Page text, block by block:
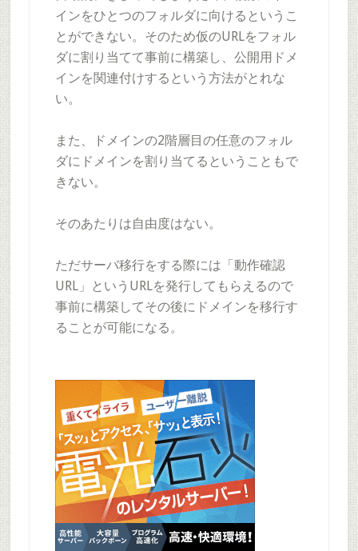
インをひとつのフォルダに向けるというこ
とができない。そのため仮のURLをフォル
ダに割り当てて事前に構築し、公開用ドメ
インを関連付けするという方法がとれな
い。
また、ドメインの2階層目の任意のフォル
ダにドメインを割り当てるということもで
きない。
そのあたりは自由度はない。
ただサーバ移行をする際には「動作確認
URL」というURLを発行してもらえるので
事前に構築してその後にドメインを移行す
ることが可能になる。